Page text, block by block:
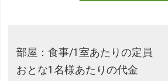
部屋：食事/1室あたりの定員
おとな1名様あたりの代金